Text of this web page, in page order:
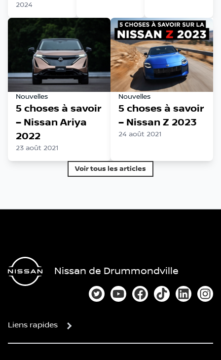
2024
Nouvelles
5 choses à savoir
– Nissan Ariya
2022
23 août 2021
Nouvelles
5 choses à savoir
– Nissan Z 2023
24 août 2021
Voir tous les articles
Nissan de Drummondville
Lien vers notre compte Twitter
Lien vers notre chaîne
Lien vers notre page
Lien vers notre
Lien vers
Liens rapides